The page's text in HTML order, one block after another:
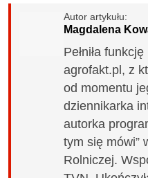
Autor artykułu:
Magdalena
Pełniła
agrofakt.pl, z
od momentu
dziennikarka
autorka
tym się mówi”
Rolniczej.